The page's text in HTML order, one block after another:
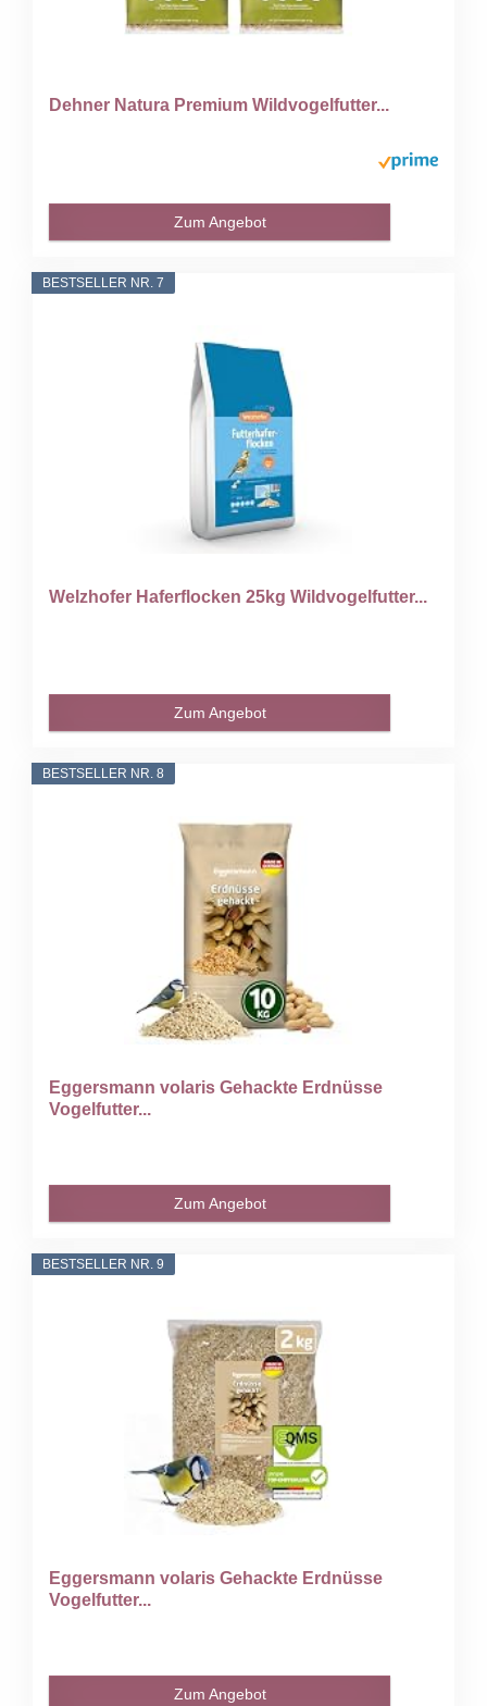
Dehner Natura Premium Wildvogelfutter...
Zum Angebot
BESTSELLER NR. 7
Welzhofer Haferflocken 25kg Wildvogelfutter...
Zum Angebot
BESTSELLER NR. 8
Eggersmann volaris Gehackte Erdnüsse
Vogelfutter...
Zum Angebot
BESTSELLER NR. 9
Eggersmann volaris Gehackte Erdnüsse
Vogelfutter...
Zum Angebot